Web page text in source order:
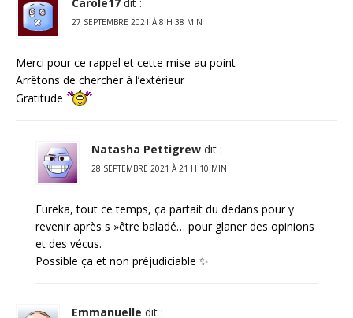
27 SEPTEMBRE 2021 À 8 H 38 MIN
Merci pour ce rappel et cette mise au point
Arrêtons de chercher à l’extérieur
Gratitude
Natasha Pettigrew dit :
28 SEPTEMBRE 2021 À 21 H 10 MIN
Eureka, tout ce temps, ça partait du dedans pour y
revenir après s »être baladé… pour glaner des opinions
et des vécus.
Possible ça et non préjudiciable ✨
Emmanuelle dit :